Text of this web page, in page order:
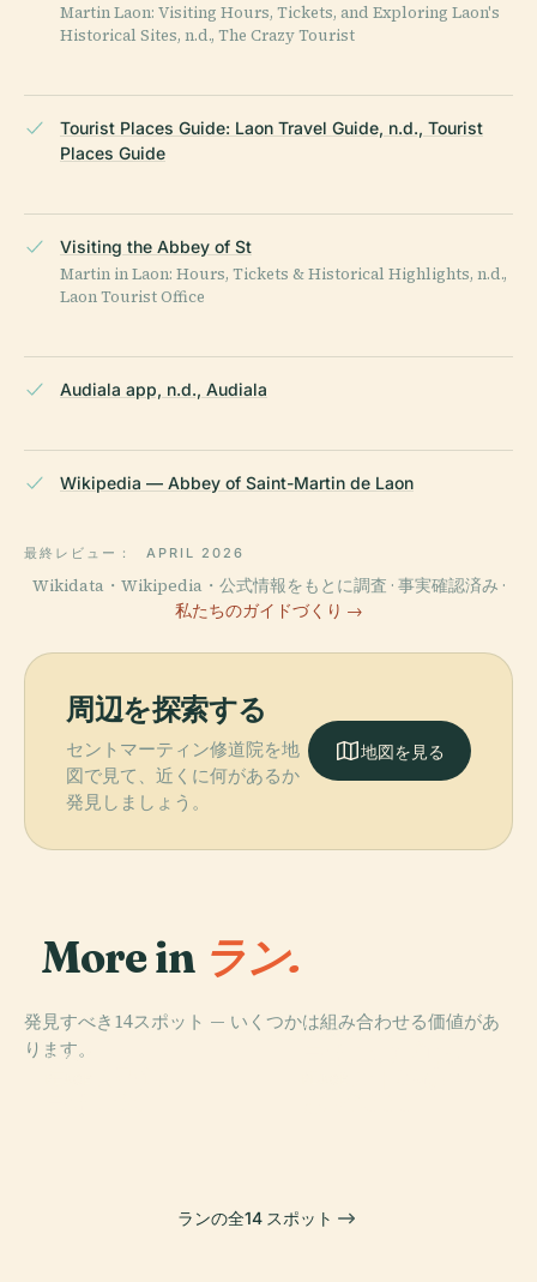
Martin Laon: Visiting Hours, Tickets, and Exploring Laon's
Historical Sites, n.d., The Crazy Tourist
Tourist Places Guide: Laon Travel Guide, n.d., Tourist
Places Guide
Visiting the Abbey of St
Martin in Laon: Hours, Tickets & Historical Highlights, n.d.,
Laon Tourist Office
Audiala app, n.d., Audiala
Wikipedia — Abbey of Saint-Martin de Laon
最終レビュー： APRIL 2026
Wikidata・Wikipedia・公式情報をもとに調査 · 事実確認済み ·
私たちのガイドづくり →
周辺を探索する
セントマーティン修道院を地
図で見て、近くに何があるか
発見しましょう。
地図を見る
More in ラン.
発見すべき14スポット — いくつかは組み合わせる価値があ
ります。
PLACE
PLACE
ランの全14 スポット